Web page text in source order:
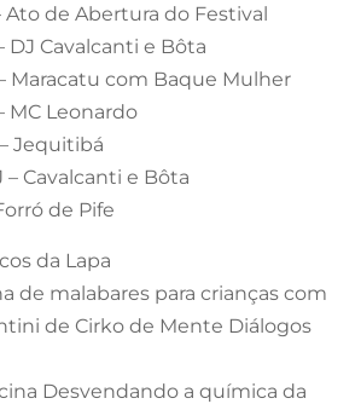
Ato de Abertura do Festival
DJ Cavalcanti e Bôta
Maracatu com Baque Mulher
MC Leonardo
Jequitibá
– Cavalcanti e Bôta
de Pife
da Lapa
de malabares para crianças com
de Cirko de Mente Diálogos
Desvendando a química da